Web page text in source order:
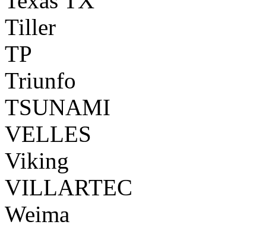
Tiller
TP
Triunfo
TSUNAMI
VELLES
Viking
VILLARTEC
Weima